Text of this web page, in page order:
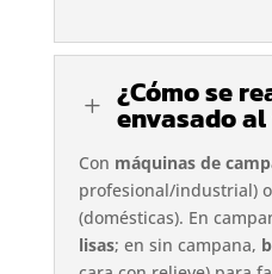
L ¿Cómo se
envasado
Con máquinas de
profesional/industrial) o
(domésticas). En
lisas; en sin campana,